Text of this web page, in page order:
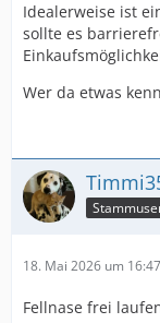
Idealerweise ist
sollte es
Wer da etwas
18. Mai 2026 um 16:47
Fellnase frei